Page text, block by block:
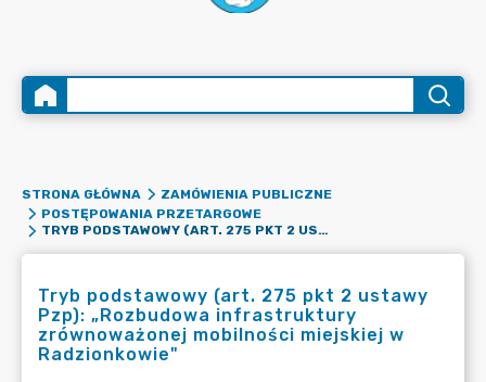
STRONA GŁÓWNA
ZAMÓWIENIA PUBLICZNE
POSTĘPOWANIA PRZETARGOWE
TRYB PODSTAWOWY (ART. 275 PKT 2 USTAWY PZP): „ROZBUDOWA INFRASTRUKTURY ZRÓWNOWAŻONEJ MOBILNOŚCI MIEJSKIEJ W RADZIONKOWIE"
Tryb podstawowy (art. 275 pkt 2 ustawy
Pzp): „Rozbudowa infrastruktury
zrównoważonej mobilności miejskiej w
Radzionkowie"